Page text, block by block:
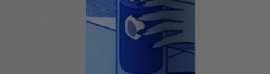
Cacao Amo (La boisson chocolatée primée)